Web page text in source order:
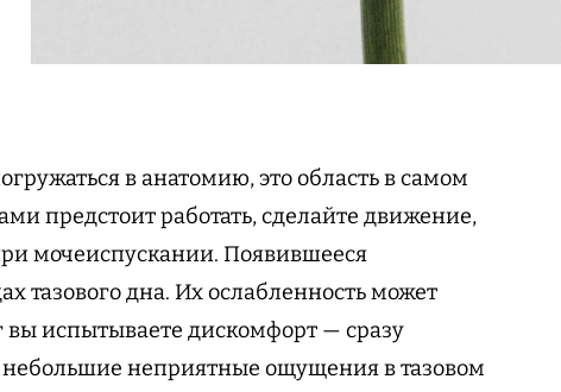
в анатомию, это область в самом
предстоит работать, сделайте движение,
мочеиспускании. Появившееся
дна. Их ослабленность может
вы испытываете дискомфорт — сразу
небольшие неприятные ощущения в тазовом